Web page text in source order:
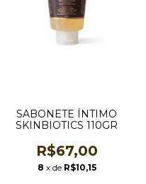
SABONETE ÍNTIMO
SKINBIOTICS 110GR
R$67,00
8 x de R$10,15